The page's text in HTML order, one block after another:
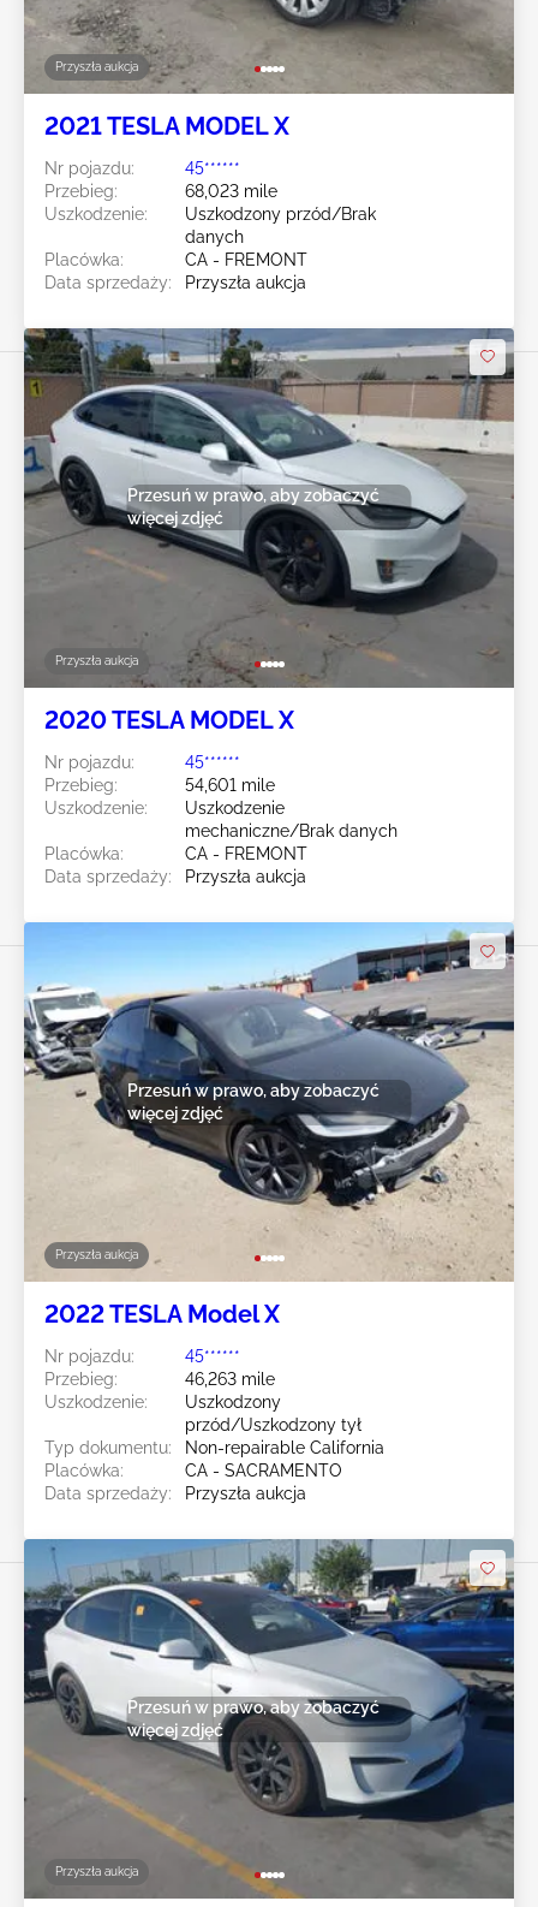
Przyszła aukcja
2021 TESLA MODEL X
Nr pojazdu:
45******
Przebieg:
68,023 mile
Uszkodzenie:
Uszkodzony przód/Brak
danych
Placówka:
CA - FREMONT
Data sprzedaży:
Przyszła aukcja
Przyszła aukcja
Przesuń w prawo, aby zobaczyć
więcej zdjęć
2020 TESLA MODEL X
Nr pojazdu:
45******
Przebieg:
54,601 mile
Uszkodzenie:
Uszkodzenie
mechaniczne/Brak danych
Placówka:
CA - FREMONT
Data sprzedaży:
Przyszła aukcja
Przyszła aukcja
Przesuń w prawo, aby zobaczyć
więcej zdjęć
2022 TESLA Model X
Nr pojazdu:
45******
Przebieg:
46,263 mile
Uszkodzenie:
Uszkodzony
przód/Uszkodzony tył
Typ dokumentu:
Non-repairable California
Placówka:
CA - SACRAMENTO
Data sprzedaży:
Przyszła aukcja
Przyszła aukcja
Przesuń w prawo, aby zobaczyć
więcej zdjęć